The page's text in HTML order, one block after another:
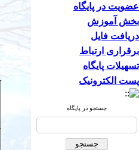
عضویت در پایگاه
بخش آموزش
دریافت فایل
برقراری ارتباط
تسهیلات پایگاه
پست الکترونیک
جستجو در پایگاه